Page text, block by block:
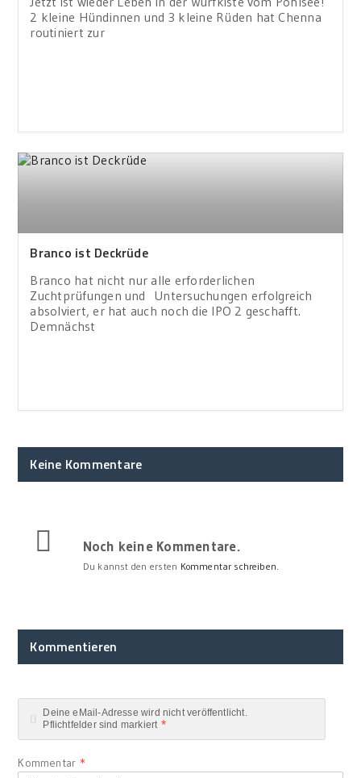
2 kleine Hündinnen und 3 kleine Rüden hat Chenna
routiniert zur
Branco ist Deckrüde
Branco hat nicht nur alle erforderlichen
Zuchtprüfungen und Untersuchungen erfolgreich
absolviert, er hat auch noch die IPO 2 geschafft.
Demnächst
Keine Kommentare
Noch keine Kommentare.
Du kannst den ersten Kommentar schreiben.
Kommentieren
Deine eMail-Adresse wird nicht veröffentlicht.
Pflichtfelder sind markiert *
Kommentar *